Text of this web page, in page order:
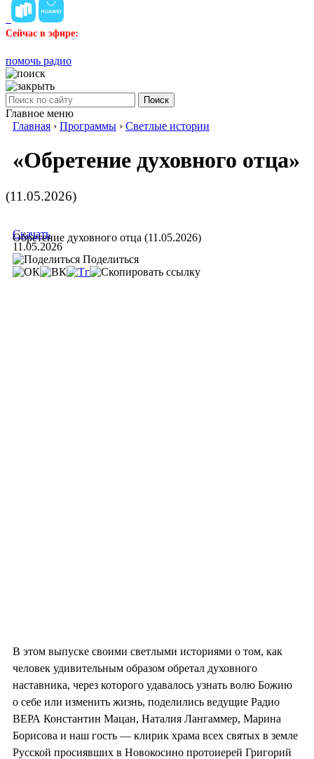
Сейчас в эфире:
помочь радио
Поиск
Главное меню
Главная › Программы › Светлые истории
«Обретение духовного отца»
(11.05.2026)
Обретение духовного отца (11.05.2026)
Скачать
11.05.2026
Поделиться
В этом выпуске своими светлыми историями о том, как
человек удивительным образом обретал духовного
наставника, через которого удавалось узнать волю Божию
о себе или изменить жизнь, поделились ведущие Радио
ВЕРА Константин Мацан, Наталия Лангаммер, Марина
Борисова и наш гость — клирик храма всех святых в земле
Русской просиявших в Новокосино протоиерей Григорий